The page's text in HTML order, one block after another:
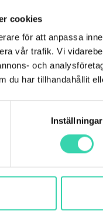
cookies
för att anpassa
vår trafik. Vi
och
du har tillhandahållit
Inställningar